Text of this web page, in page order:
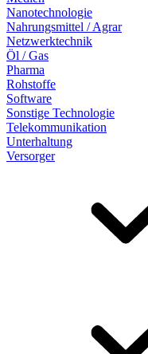
Nanotechnologie
Nahrungsmittel / Agrar
Netzwerktechnik
Öl / Gas
Pharma
Rohstoffe
Software
Sonstige Technologie
Telekommunikation
Unterhaltung
Versorger